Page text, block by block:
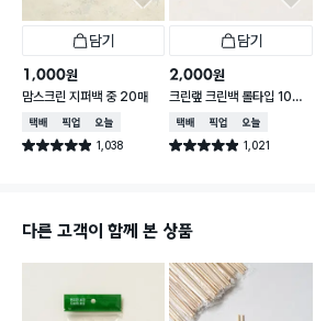
담기
1,000원
맘스크린 지퍼백 중 20매
택배배송매장픽업오늘배송
별점 4.9점 1,038
건 작성
담기
2,000원
크린랲 크린백 롤타입 100
매 30X40 cm
택배배송매장픽업오늘배송
별점 4.9점 1,021
건 작성
다른 고객이 함께 본 상품